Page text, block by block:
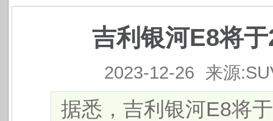
吉利银河E8将
2023-12-26 来源
据悉，吉利银河E8将